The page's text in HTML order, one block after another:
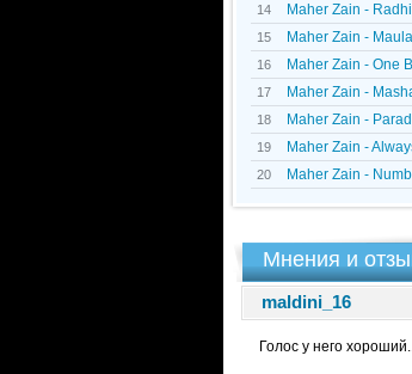
14
Maher Zain -
15
Maher Zain -
16
Maher Zain - One
17
Maher Zain -
18
Maher Zain -
19
Maher Zain -
20
Maher Zain -
Мнения и
maldini_16
Голос у него